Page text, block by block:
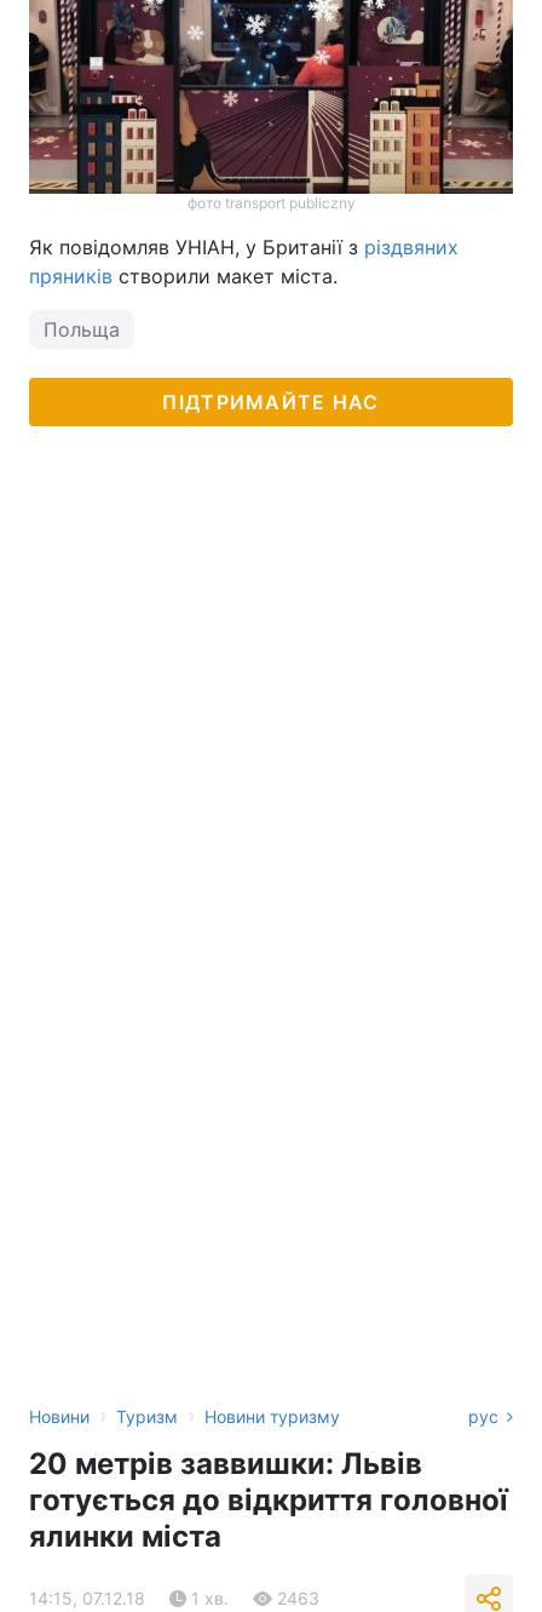
фото transport publiczny
Як повідомляв УНІАН, у Британії з різдвяних
пряників створили макет міста.
Польща
ПІДТРИМАЙТЕ НАС
Новини › Туризм › Новини туризму рус
20 метрів заввишки: Львів
готується до відкриття головної
ялинки міста
14:15, 07.12.18 1 хв. 2463